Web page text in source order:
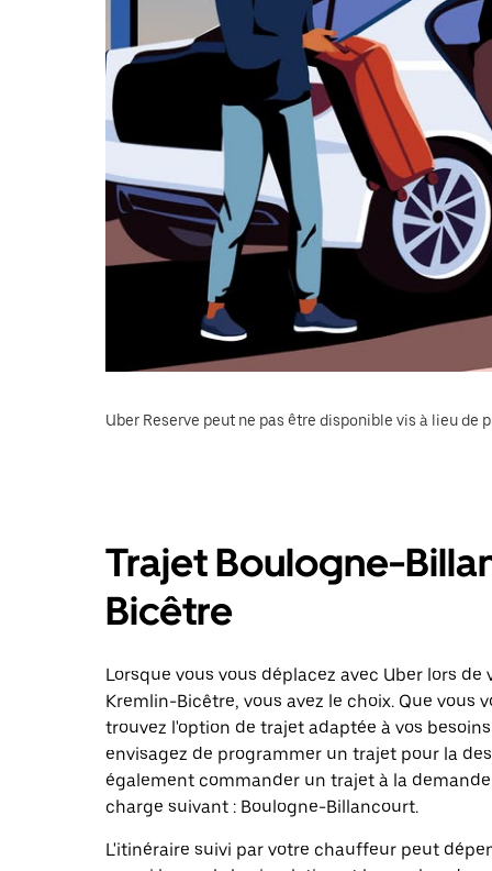
Uber Reserve peut ne pas être disponible vis à lieu de
Trajet Boulogne-
Bicêtre
Lorsque vous vous déplacez avec Uber lors
Kremlin-Bicêtre, vous avez le choix. Que vous
trouvez l'option de trajet adaptée à vos
envisagez de programmer un trajet pour la
également commander un trajet à la
charge suivant : Boulogne-Billancourt.
L'itinéraire suivi par votre chauffeur peut